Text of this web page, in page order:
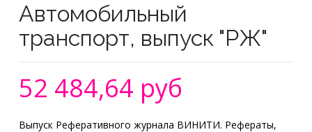
Автомобильный
транспорт, выпуск "РЖ"
52 484,64 руб
Выпуск Реферативного журнала ВИНИТИ. Рефераты,